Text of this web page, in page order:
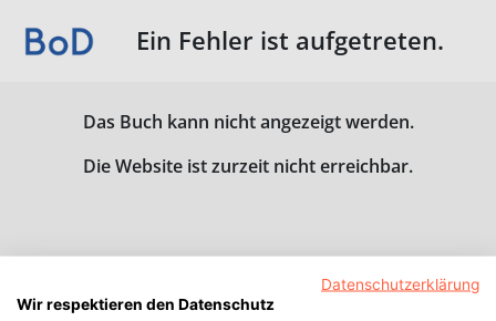
Ein Fehler ist aufgetreten.
Das Buch kann nicht angezeigt werden.
Die Website ist zurzeit nicht erreichbar.
Datenschutzerklärung
Wir respektieren den Datenschutz